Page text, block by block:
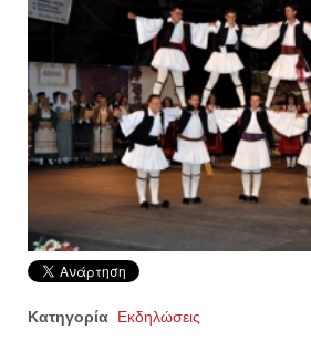
Κατηγορία Εκδηλώσεις